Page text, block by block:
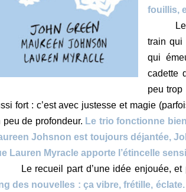
fouillis,
train qui
qui
cadette
peu trop
fort : c’est avec justesse et magie
peu de profondeur. Le trio fonctionne
Johsnon est toujours déjantée,
Lauren Myracle apporte l’étincelle
Le recueil part d’une idée enjouée,
des nouvelles : ça vibre, frétille, éclate.